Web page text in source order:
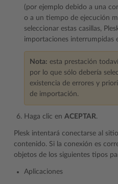
(por ejemplo debido a una
o a un tiempo de ejecución
seleccionar estas casillas,
importaciones interrumpidas
Nota: esta prestación
por lo que sólo debería
existencia de errores y
de importación.
Haga clic en ACEPTAR.
Plesk intentará conectarse al
contenido. Si la conexión es
objetos de los siguientes tipos
Aplicaciones